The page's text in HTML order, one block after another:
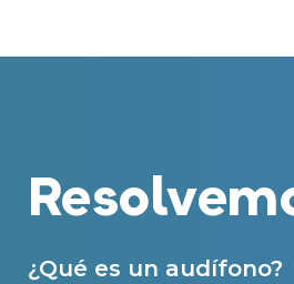
¿Qué es un audífono?
personalizada
Prueba auditiva
Prueba de audífonos